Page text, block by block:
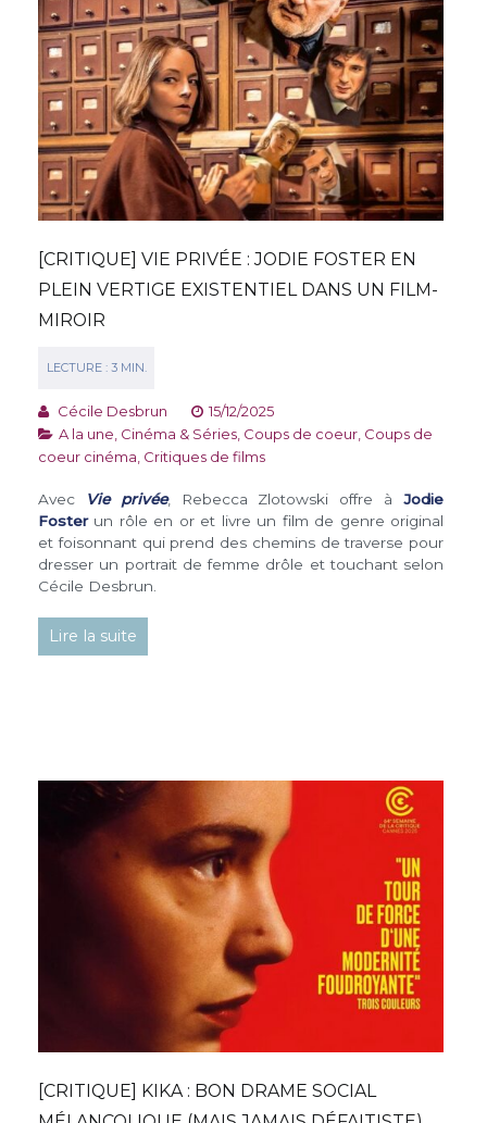
[CRITIQUE] VIE PRIVÉE : JODIE FOSTER EN
PLEIN VERTIGE EXISTENTIEL DANS UN FILM-
MIROIR
Cécile Desbrun
15/12/2025
A la une Cinéma & Séries Coups de coeur Coups de
coeur cinéma Critiques de films
Avec Vie privée, Rebecca Zlotowski offre à Jodie
Fosterun rôle en or et livre un film de genre original
et foisonnant qui prend des chemins de traverse pour
dresser un portrait de femme drôle et touchant selon
Cécile Desbrun.
Lire la suite
[CRITIQUE] KIKA : BON DRAME SOCIAL